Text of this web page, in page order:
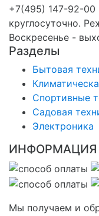
+7(495) 147-92-00
круглосуточно.
Воскресенье -
Разделы
Бытовая
Спортивные
Садовая
Электроника
ИНФОРМАЦИЯ
Мы получаем и